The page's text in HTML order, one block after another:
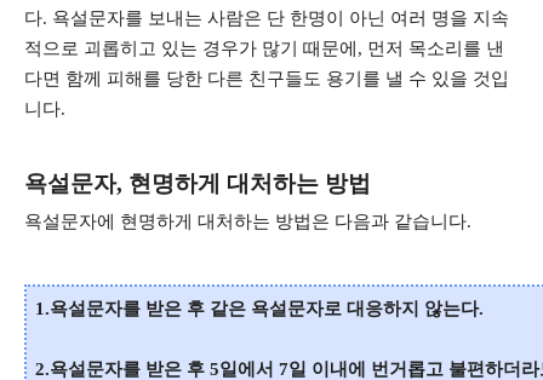
다. 욕설문자를 보내는 사람은 단 한명이 아닌 여러 명을 지속
적으로 괴롭히고 있는 경우가 많기 때문에, 먼저 목소리를 낸
다면 함께 피해를 당한 다른 친구들도 용기를 낼 수 있을 것입
니다.
욕설문자, 현명하게 대처하는 방법
욕설문자에 현명하게 대처하는 방법은 다음과 같습니다.
1.욕설문자를 받은 후 같은 욕설문자로 대응하지 않는다.
2.욕설문자를 받은 후 5일에서 7일 이내에 번거롭고 불편하더